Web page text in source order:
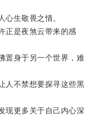
生敬畏之情。
是夜煞云带来的感
身于另一个世界，难
不禁想要探寻这些黑
更多关于自己内心深